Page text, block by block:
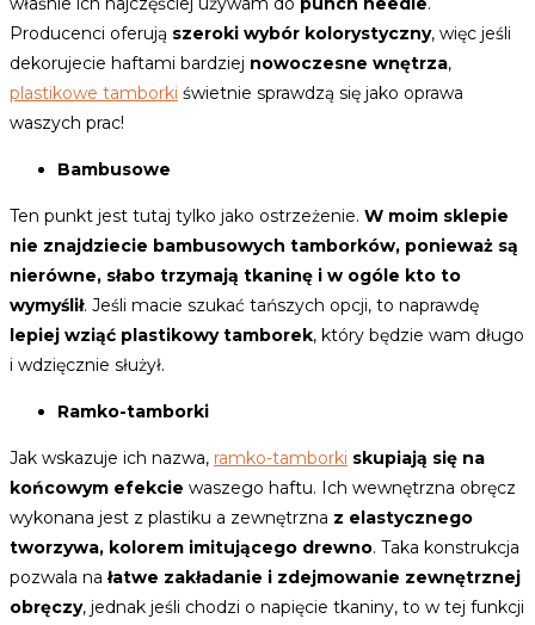
Producenci oferują szeroki wybór kolorystyczny, więc jeśli
dekorujecie haftami bardziej nowoczesne wnętrza,
plastikowe tamborki świetnie sprawdzą się jako oprawa
waszych prac!
Bambusowe
Ten punkt jest tutaj tylko jako ostrzeżenie. W moim sklepie
nie znajdziecie bambusowych tamborków, ponieważ są
nierówne, słabo trzymają tkaninę i w ogóle kto to
wymyślił. Jeśli macie szukać tańszych opcji, to naprawdę
lepiej wziąć plastikowy tamborek, który będzie wam długo
i wdzięcznie służył.
Ramko-tamborki
Jak wskazuje ich nazwa, ramko-tamborki skupiają się na
końcowym efekcie waszego haftu. Ich wewnętrzna obręcz
wykonana jest z plastiku a zewnętrzna z elastycznego
tworzywa, kolorem imitującego drewno. Taka konstrukcja
pozwala nałatwe zakładanie i zdejmowanie zewnętrznej
obręczy, jednak jeśli chodzi o napięcie tkaniny, to w tej funkcji